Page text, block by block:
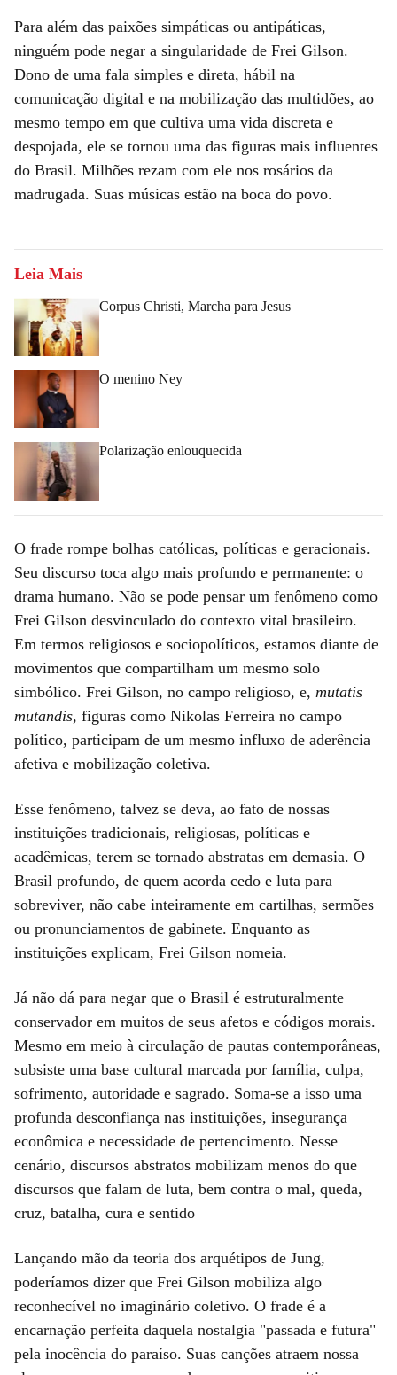
Para além das paixões simpáticas ou antipáticas,
ninguém pode negar a singularidade de Frei Gilson.
Dono de uma fala simples e direta, hábil na
comunicação digital e na mobilização das multidões, ao
mesmo tempo em que cultiva uma vida discreta e
despojada, ele se tornou uma das figuras mais influentes
do Brasil. Milhões rezam com ele nos rosários da
madrugada. Suas músicas estão na boca do povo.
Leia Mais
Corpus Christi, Marcha para Jesus
O menino Ney
Polarização enlouquecida
O frade rompe bolhas católicas, políticas e geracionais.
Seu discurso toca algo mais profundo e permanente: o
drama humano. Não se pode pensar um fenômeno como
Frei Gilson desvinculado do contexto vital brasileiro.
Em termos religiosos e sociopolíticos, estamos diante de
movimentos que compartilham um mesmo solo
simbólico. Frei Gilson, no campo religioso, e, mutatis
mutandis, figuras como Nikolas Ferreira no campo
político, participam de um mesmo influxo de aderência
afetiva e mobilização coletiva.
Esse fenômeno, talvez se deva, ao fato de nossas
instituições tradicionais, religiosas, políticas e
acadêmicas, terem se tornado abstratas em demasia. O
Brasil profundo, de quem acorda cedo e luta para
sobreviver, não cabe inteiramente em cartilhas, sermões
ou pronunciamentos de gabinete. Enquanto as
instituições explicam, Frei Gilson nomeia.
Já não dá para negar que o Brasil é estruturalmente
conservador em muitos de seus afetos e códigos morais.
Mesmo em meio à circulação de pautas contemporâneas,
subsiste uma base cultural marcada por família, culpa,
sofrimento, autoridade e sagrado. Soma-se a isso uma
profunda desconfiança nas instituições, insegurança
econômica e necessidade de pertencimento. Nesse
cenário, discursos abstratos mobilizam menos do que
discursos que falam de luta, bem contra o mal, queda,
cruz, batalha, cura e sentido
Lançando mão da teoria dos arquétipos de Jung,
poderíamos dizer que Frei Gilson mobiliza algo
reconhecível no imaginário coletivo. O frade é a
encarnação perfeita daquela nostalgia "passada e futura"
pela inocência do paraíso. Suas canções atraem nossa